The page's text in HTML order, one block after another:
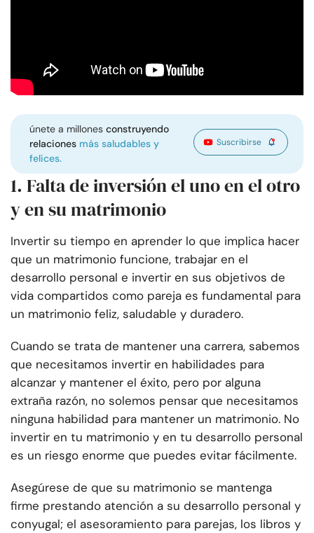
únete a millonesconstruyendo
relaciones más saludables y
felices.
Suscribirse
1. Falta de inversión el uno en el otro
y en su matrimonio
Invertir su tiempo en aprender lo que implica hacer
que un matrimonio funcione, trabajar en el
desarrollo personal e invertir en sus objetivos de
vida compartidos como pareja es fundamental para
un matrimonio feliz, saludable y duradero.
Cuando se trata de mantener una carrera, sabemos
que necesitamos invertir en habilidades para
alcanzar y mantener el éxito, pero por alguna
extraña razón, no solemos pensar que necesitamos
ninguna habilidad para mantener un matrimonio. No
invertir en tu matrimonio y en tu desarrollo personal
es un riesgo enorme que puedes evitar fácilmente.
Asegúrese de que su matrimonio se mantenga
firme prestando atención a su desarrollo personal y
conyugal; el asesoramiento para parejas, los libros y